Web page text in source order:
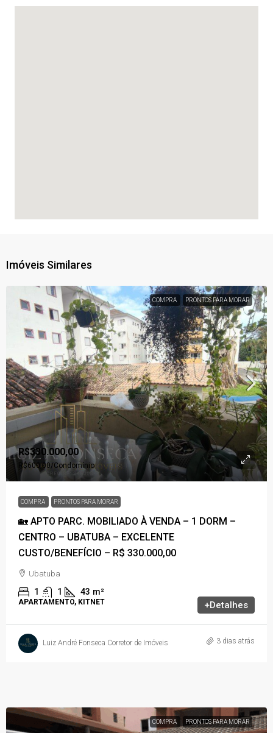
Imóveis Similares
COMPRA PRONTOS PARA MORAR
R$330.000,00
R$600,00/Condomínio
COMPRA PRONTOS PARA MORAR
🏡 APTO PARC. MOBILIADO À VENDA – 1 DORM –
CENTRO – UBATUBA – EXCELENTE
CUSTO/BENEFÍCIO – R$ 330.000,00
Ubatuba
1 1 43 m²
APARTAMENTO, KITNET +Detalhes
Luiz André Fonseca Corretor de Imóveis 3 dias atrás
COMPRA PRONTOS PARA MORAR